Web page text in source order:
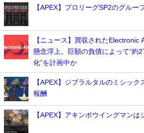
【APEX】プロリーグSP2のグルー
【ニュース】買収されたElectronic
懸念浮上。巨額の負債によって“約
化”を計画中か
【APEX】ジブラルタルのミシッ
報酬
【APEX】アキンボウイングマンは